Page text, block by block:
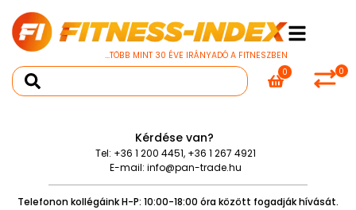
...TÖBB MINT 30 ÉVE IRÁNYADÓ A FITNESZBEN
0
0
Kérdése van?
Tel: +36 1 200 4451, +36 1 267 4921
E-mail: info@pan-trade.hu
Telefonon kollégáink H-P: 10:00-18:00 óra között fogadják hívását.